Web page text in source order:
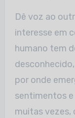
Dê voz ao
interesse em
humano tem
por onde
sentimentos
muitas